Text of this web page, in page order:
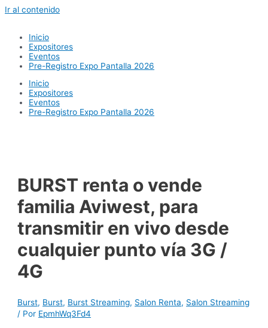
Ir al contenido
Inicio
Expositores
Eventos
Pre-Registro Expo Pantalla 2026
Inicio
Expositores
Eventos
Pre-Registro Expo Pantalla 2026
BURST renta o vende
familia Aviwest, para
transmitir en vivo desde
cualquier punto vía 3G /
4G
Burst, Burst, Burst Streaming, Salon Renta, Salon Streaming
/ Por EpmhWq3Fd4